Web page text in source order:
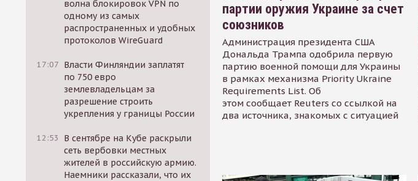
волна блокировок VPN по
одному из самых
распространенных и удобных
протоколов WireGuard
17:07 Власти Финляндии заплатят
по 750 евро
землевладельцам за
разрешение строить
укрепления у границы России
12:53
В сентябре на Кубе раскрыли
сеть вербовки местных
жителей в российскую армию.
Наемники рассказали, что их
партии оружия Украине за счет
союзников
Администрация президента США
Дональда Трампа одобрила первую
партию военной помощи для Украины
в рамках механизма Priority Ukraine
Requirements List. Об
этом сообщает Reuters со ссылкой на
два источника, знакомых с ситуацией